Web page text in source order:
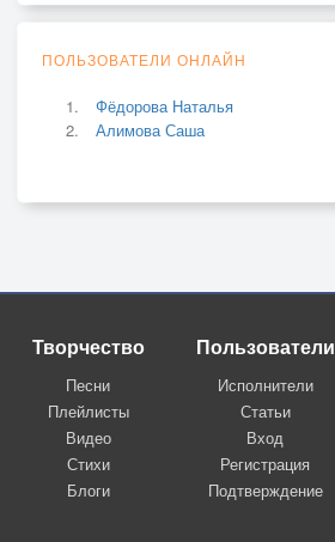
ПОЛЬЗОВАТЕЛИ ОНЛАЙН
Фёдорова Наталья
Алимова Саша
Творчество
Песни
Плейлисты
Видео
Стихи
Блоги
Пользователи
Исполнители
Статьи
Вход
Регистрация
Подтверждение